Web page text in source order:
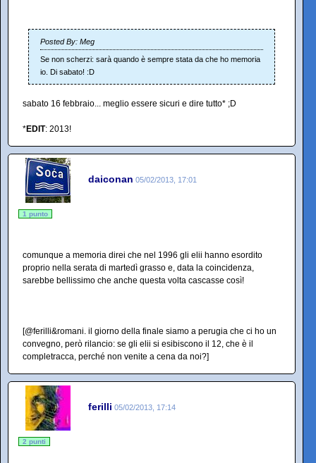
Posted By: Meg
Se non scherzi: sarà quando è sempre stata da che ho memoria
io. Di sabato! :D
sabato 16 febbraio... meglio essere sicuri e dire tutto* ;D
*EDIT: 2013!
daiconan 05/02/2013, 17:01
1 punto
comunque a memoria direi che nel 1996 gli elii hanno esordito
proprio nella serata di martedì grasso e, data la coincidenza,
sarebbe bellissimo che anche questa volta cascasse così!
[@ferilli&romani. il giorno della finale siamo a perugia che ci ho un
convegno, però rilancio: se gli elii si esibiscono il 12, che è il
completracca, perché non venite a cena da noi?]
ferilli 05/02/2013, 17:14
2 punti